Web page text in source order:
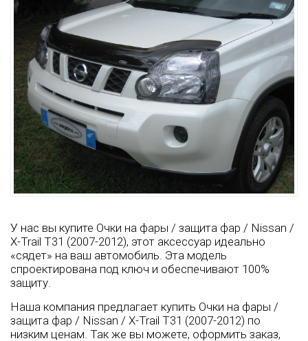
У нас вы купите Очки на фары / защита фар / Nissan /
X-Trail T31 (2007-2012), этот аксессуар идеально
«сядет» на ваш автомобиль. Эта модель
спроектирована под ключ и обеспечивают 100%
защиту.
Наша компания предлагает купить Очки на фары /
защита фар / Nissan / X-Trail T31 (2007-2012) по
низким ценам. Так же вы можете, оформить заказ,